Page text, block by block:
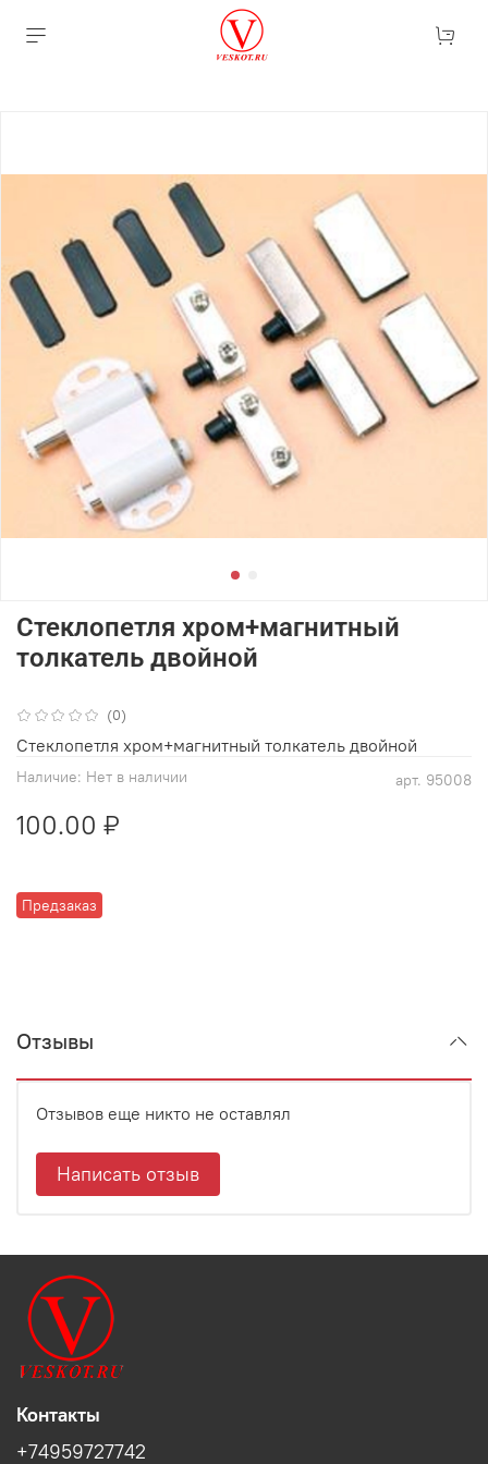
(0)
арт. 95008
Наличие: Нет в наличии
Предзаказ
Стеклопетля хром+магнитный
толкатель двойной
100.00 ₽
Стеклопетля хром+магнитный толкатель двойной
Отзывы
Отзывов еще никто не оставлял
Написать отзыв
Контакты
+74959727742